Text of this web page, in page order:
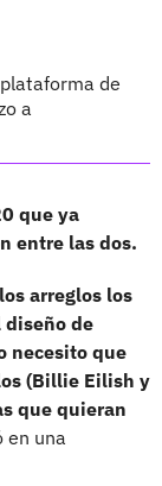
de
a
que ya
entre las dos.
arreglos los
diseño de
necesito que
(Billie Eilish y
que quieran
en una